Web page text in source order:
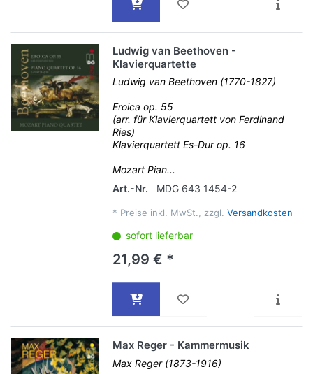
Ludwig van Beethoven -
Klavierquartette
Ludwig van Beethoven (1770-1827)
Eroica op. 55
(arr. für Klavierquartett von Ferdinand
Ries)
Klavierquartett Es-Dur op. 16
Mozart Pian...
Art.-Nr.
MDG 643 1454-2
* Preise inkl. MwSt., zzgl. Versandkosten
sofort lieferbar
21,99 € *
Max Reger - Kammermusik
Max Reger (1873-1916)